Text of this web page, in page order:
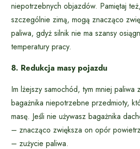
niepotrzebnych objazdów. Pamiętaj
szczególnie zimą, mogą znacząco
paliwa, gdyż silnik nie ma szansy
temperatury pracy.
8. Redukcja masy pojazdu
Im lżejszy samochód, tym mniej paliwa
bagażnika niepotrzebne przedmioty,
masę. Jeśli nie używasz bagażnika
– znacząco zwiększa on opór
– zużycie paliwa.